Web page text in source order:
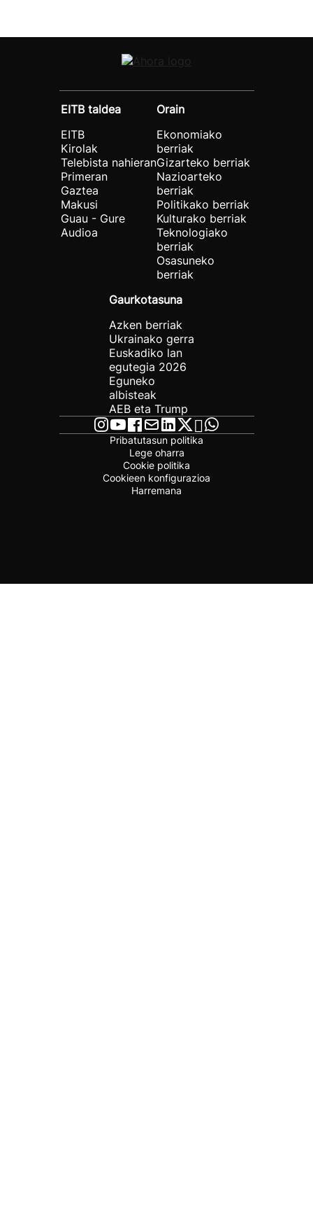
EITB taldea
EITB
Kirolak
Telebista nahieran
Primeran
Gaztea
Makusi
Guau - Gure
Audioa
Orain
Ekonomiako
berriak
Gizarteko berriak
Nazioarteko
berriak
Politikako berriak
Kulturako berriak
Teknologiako
berriak
Osasuneko
berriak
Gaurkotasuna
Azken berriak
Ukrainako gerra
Euskadiko lan
egutegia 2026
Eguneko
albisteak
AEB eta Trump
Pribatutasun politika
Lege oharra
Cookie politika
Cookieen konfigurazioa
Harremana